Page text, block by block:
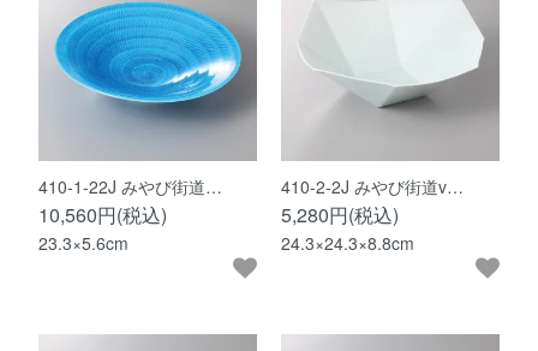
410-1-22J みやび街道…
10,560円(税込)
23.3×5.6cm
410-2-2J みやび街道v…
5,280円(税込)
24.3×24.3×8.8cm